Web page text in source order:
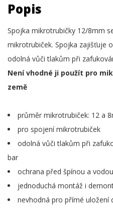
Popis
Spojka mikrotrubičky 12/8mm
mikrotrubiček. Spojka zajišťuje
odolná vůči tlakům při
Není vhodné ji použít pro
země
průměr mikrotrubiček: 12 a
pro spojení mikrotrubiček
odolná vůči tlakům při
bar
ochrana před špínou a vodou
jednoduchá montáž i
nevhodná pro přímé uložení